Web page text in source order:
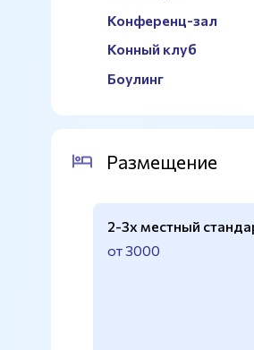
Конференц-зал
Конный клуб
Боулинг
Размещение
2-3х местный
от 3000